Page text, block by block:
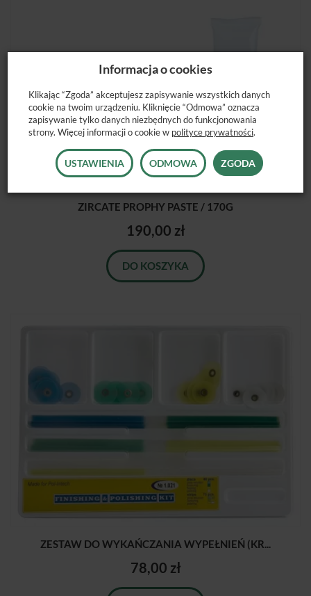
ZIRCATE PROPHY PASTE / 170G
190,00 zł
DO KOSZYKA
ZESTAW DO WYKAŃCZANIA WYPEŁNIEŃ (KR...
78,00 zł
Informacja o cookies
Klikając “Zgoda” akceptujesz zapisywanie wszystkich danych
cookie na twoim urządzeniu. Kliknięcie “Odmowa” oznacza
zapisywanie tylko danych niezbędnych do funkcjonowania
strony. Więcej informacji o cookie w polityce prywatności.
USTAWIENIA ODMOWA ZGODA